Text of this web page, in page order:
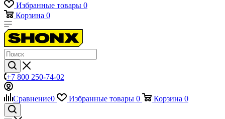
Избранные товары 0
Корзина 0
+7 800 250-74-02
Сравнение0 Избранные товары 0 Корзина 0